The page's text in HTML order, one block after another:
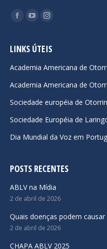
Encontre-nos em:
Facebook
opens
new
window
YouTube
opens
new
window
Instagram
opens
new
window
LINKS ÚTEIS
Academia Americana de
Academia Americana de
Sociedade européia de
Sociedade Européia de
Dia Mundial da Voz em
POSTS RECENTES
ABLV na Mídia
2 de abril de 2026
Quais doenças podem
2 de abril de 2026
CHAPA ABLV 2025